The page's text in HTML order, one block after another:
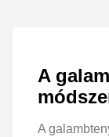
A
A